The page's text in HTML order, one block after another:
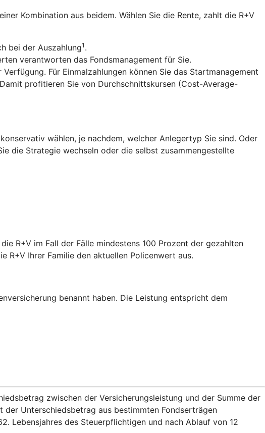
Kombination aus beidem. Wählen Sie die Rente, zahlt die R+V
bei der Auszahlung1 .
verantworten das Fondsmanagement für Sie.
Für Einmalzahlungen können Sie das Startmanagement
profitieren Sie von Durchschnittskursen (Cost-Average-
wählen, je nachdem, welcher Anlegertyp Sie sind. Oder
die Strategie wechseln oder die selbst zusammengestellte
R+V im Fall der Fälle mindestens 100 Prozent der gezahlten
R+V Ihrer Familie den aktuellen Policenwert aus.
benannt haben. Die Leistung entspricht dem
zwischen der Versicherungsleistung und der Summe der
Unterschiedsbetrag aus bestimmten Fondserträgen
Lebensjahres des Steuerpflichtigen und nach Ablauf von 12